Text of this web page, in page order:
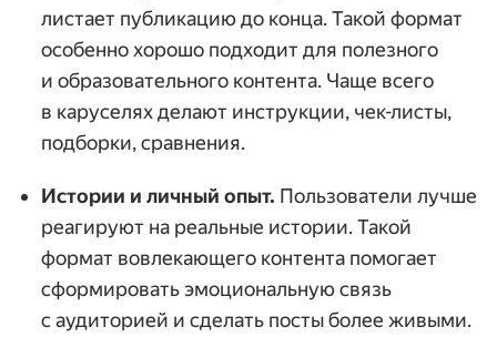
листает публикацию до конца. Такой формат
особенно хорошо подходит для полезного
и образовательного контента. Чаще всего
в каруселях делают инструкции, чек-листы,
подборки, сравнения.
Истории и личный опыт. Пользователи лучше
реагируют на реальные истории. Такой
формат вовлекающего контента помогает
сформировать эмоциональную связь
с аудиторией и сделать посты более живыми.